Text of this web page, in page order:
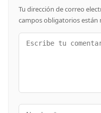
Tu dirección de correo
campos obligatorios están